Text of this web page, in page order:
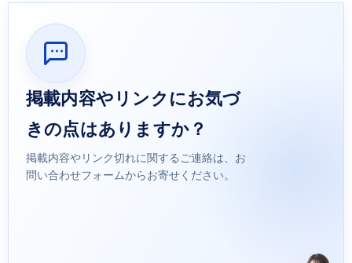
掲載内容やリンクにお気づ
きの点はありますか？
掲載内容やリンク切れに関するご連絡は、お
問い合わせフォームからお寄せください。